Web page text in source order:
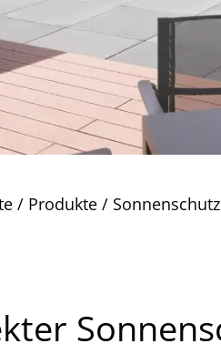
/ Produkte /